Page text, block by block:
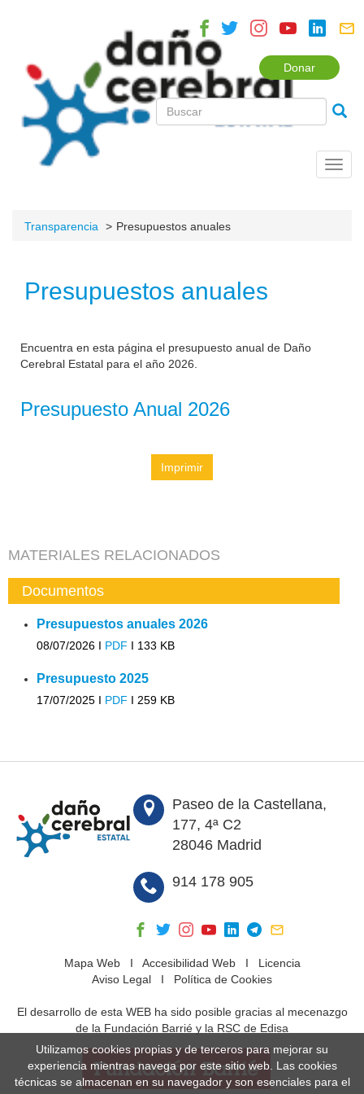
Donar
Transparencia Presupuestos anuales
Presupuestos anuales
Encuentra en esta página el presupuesto anual de Daño
Cerebral Estatal para el año 2026.
Presupuesto Anual 2026
Imprimir
MATERIALES RELACIONADOS
Documentos
Presupuestos anuales 2026
08/07/2026 I PDF I 133 KB
Presupuesto 2025
17/07/2025 I PDF I 259 KB
Paseo de la Castellana,
177, 4ª C2
28046 Madrid
914 178 905
Mapa WebI Accesibilidad WebI Licencia
Aviso Legal I Política de Cookies
El desarrollo de esta WEB ha sido posible gracias al mecenazgo
de la Fundación Barrié y la RSC de Edisa
Utilizamos cookies propias y de terceros para mejorar su
experiencia mientras navega por este sitio web. Las cookies
técnicas se almacenan en su navegador y son esenciales para el